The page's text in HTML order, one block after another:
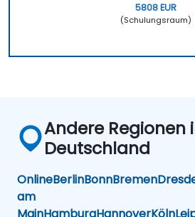
5808 EUR
(Schulungsraum)
Andere Regionen
Deutschland
OnlineBerlinBonnBremen
am